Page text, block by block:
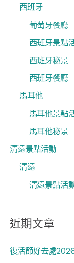
西班牙
葡萄牙餐廳
西班牙景點
西班牙秘景
西班牙餐廳
馬耳他
馬耳他景點
馬耳他秘景
清遠景點活動
清遠
清遠景點活
近期文章
復活節好去處